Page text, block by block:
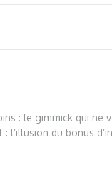
: le gimmick qui ne
l’illusion du bonus